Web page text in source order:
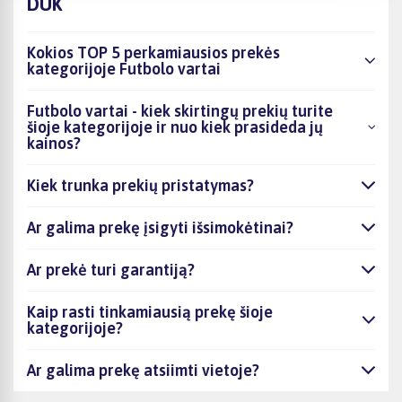
Kokios TOP 5 perkamiausios prekės
kategorijoje Futbolo vartai
Futbolo vartai - kiek skirtingų prekių turite
šioje kategorijoje ir nuo kiek prasideda jų
kainos?
Kiek trunka prekių pristatymas?
Ar galima prekę įsigyti išsimokėtinai?
Ar prekė turi garantiją?
Kaip rasti tinkamiausią prekę šioje
kategorijoje?
Ar galima prekę atsiimti vietoje?